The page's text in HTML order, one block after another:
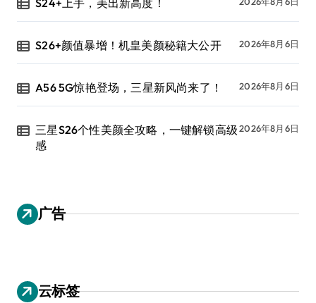
S26+颜值暴增！机皇美颜秘籍大公开 2026年8月6日
A56 5G惊艳登场，三星新风尚来了！ 2026年8月6日
三星S26个性美颜全攻略，一键解锁高级
感
2026年8月6日
广告
云标签